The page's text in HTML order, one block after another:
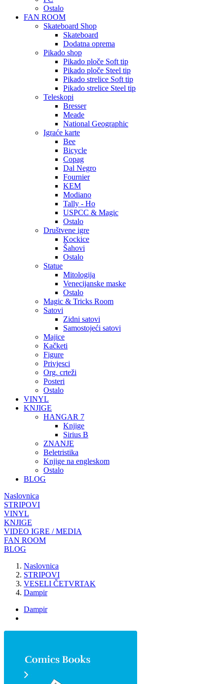
Ostalo
FAN ROOM
Skateboard Shop
Skateboard
Dodatna oprema
Pikado shop
Pikado ploče Soft tip
Pikado ploče Steel tip
Pikado strelice Soft tip
Pikado strelice Steel tip
Teleskopi
Bresser
Meade
National Geographic
Igraće karte
Bee
Bicycle
Copag
Dal Negro
Fournier
KEM
Modiano
Tally - Ho
USPCC & Magic
Ostalo
Društvene igre
Kockice
Šahovi
Ostalo
Statue
Mitologija
Venecijanske maske
Ostalo
Magic & Tricks Room
Satovi
Zidni satovi
Samostojeći satovi
Majice
Kačketi
Figure
Privjesci
Org. crteži
Posteri
Ostalo
VINYL
KNJIGE
HANGAR 7
Knjige
Sirius B
ZNANJE
Beletristika
Knjige na engleskom
Ostalo
BLOG
Naslovnica
STRIPOVI
VINYL
KNJIGE
VIDEO IGRE / MEDIA
FAN ROOM
BLOG
Naslovnica
STRIPOVI
VESELI ČETVRTAK
Dampir
Dampir